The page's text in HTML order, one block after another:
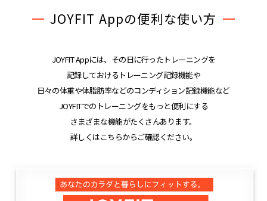
JOYFIT Appの便利な使い方
JOYFIT Appには、その日に行ったトレーニングを
記録しておけるトレーニング記録機能や
日々の体重や体脂肪率などのコンディション記録機能など
JOYFITでのトレーニングをもっと便利にする
さまざまな機能がたくさんあります。
詳しくはこちらからご確認ください。